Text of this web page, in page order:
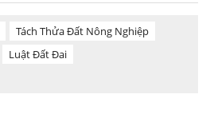
Tách Thửa Đất Nông Nghiệp
Luật Đất Đai